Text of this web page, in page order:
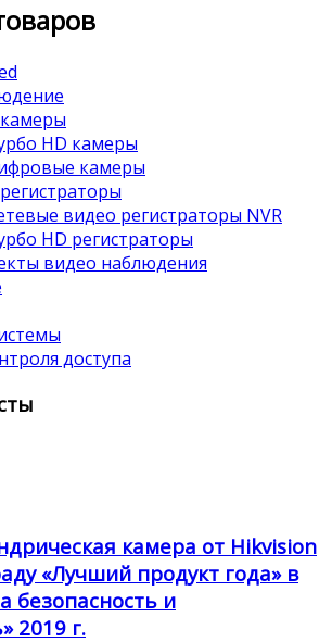
HD камеры
камеры
видео регистраторы NVR
HD регистраторы
видео наблюдения
доступа
камера от Hikvision
«Лучший продукт года» в
безопасность и
2019 г.